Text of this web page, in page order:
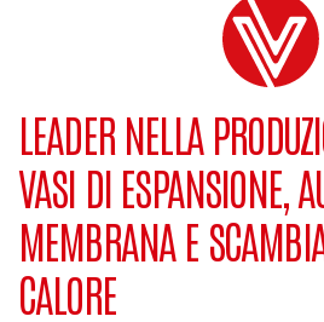
LEADER NELLA
VASI DI ESPANSIONE,
MEMBRANA E
CALORE